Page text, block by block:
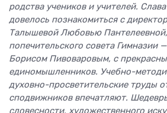
родства учеников и учителей.
довелось познакомиться с
Талышевой Любовью
попечительского совета Гимназии
Борисом Пивоваровым, с
единомышленников. Учебно-
духовно-просветительские труды
сподвижников впечатляют.
словесности, художественного